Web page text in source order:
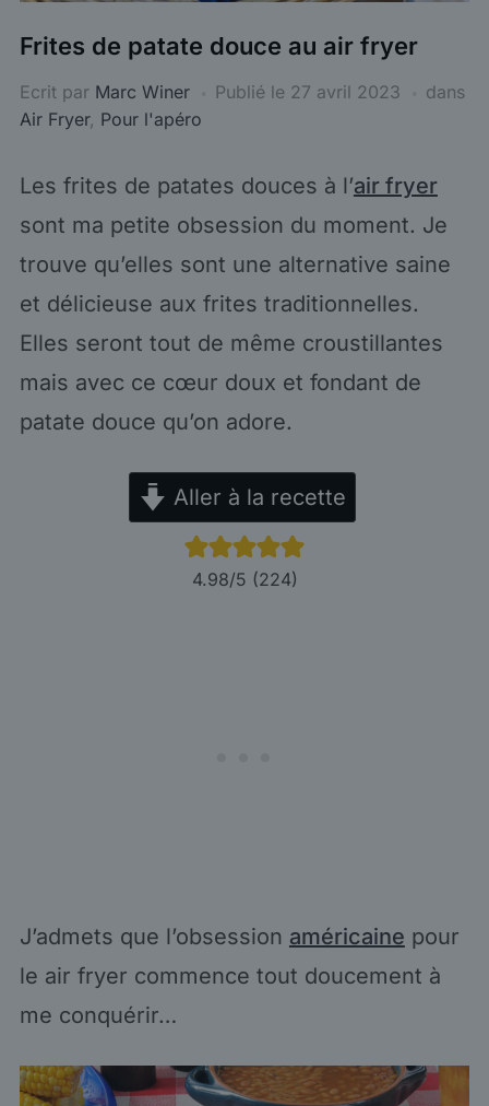
Frites de patate douce au air fryer
Ecrit par Marc Winer Publié le 27 avril 2023
dans
Air Fryer, Pour l'apéro
Les frites de patates douces à l’air fryer
sont ma petite obsession du moment. Je
trouve qu’elles sont une alternative saine
et délicieuse aux frites traditionnelles.
Elles seront tout de même croustillantes
mais avec ce cœur doux et fondant de
patate douce qu’on adore.
Aller à la recette
4.98/5 (224)
J’admets que l’obsession américaine pour
le air fryer commence tout doucement à
me conquérir…